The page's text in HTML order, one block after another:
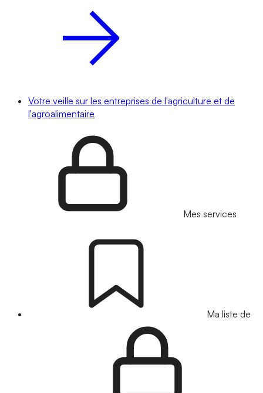
Votre veille sur les entreprises de l'agriculture et de
l'agroalimentaire
Mes services
Ma liste de